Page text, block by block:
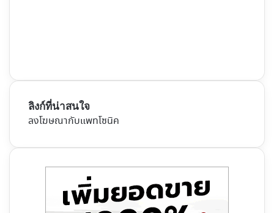
ลิงก์ที่น่าสนใจ
ลงโฆษณากับแพทโซนิค